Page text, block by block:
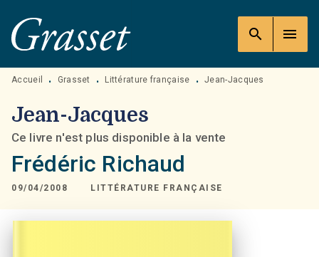
MENU RECHERCHE
PIED DE PAGE
search menu
Accueil • Grasset • Littérature française • Jean-Jacques
Jean-Jacques
Ce livre n'est plus disponible à la vente
Frédéric Richaud
09/04/2008 LITTÉRATURE FRANÇAISE